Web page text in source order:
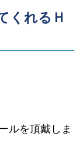
くれるＨ
ルを頂戴しま